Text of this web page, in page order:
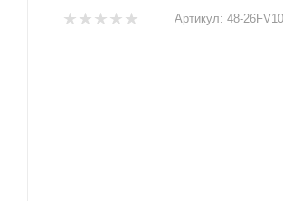
Артикул: 48-